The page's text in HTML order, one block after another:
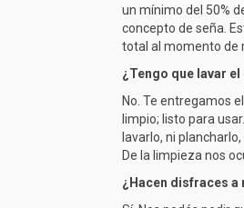
un mínimo del 50%
concepto de seña.
total al momento de
¿Tengo que lavar
No. Te entregamos
limpio; listo para
lavarlo, ni
De la limpieza nos
¿Hacen disfraces a